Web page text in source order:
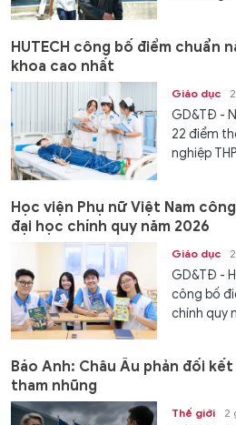
HUTECH công bố điểm chuẩn
khoa cao nhất
Giáo dục
GD&TĐ -
22 điểm
nghiệp
Học viện Phụ nữ Việt Nam
đại học chính quy năm 2026
Giáo dục
GD&TĐ -
công bố
chính quy
Báo Anh: Châu Âu phản đối
tham nhũng
Thế giới 2